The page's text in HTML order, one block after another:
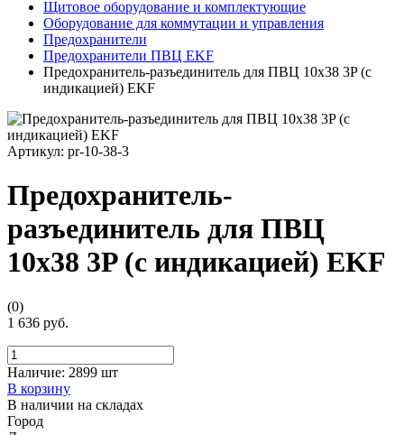
Щитовое оборудование и комплектующие
Оборудование для коммутации и управления
Предохранители
Предохранители ПВЦ EKF
Предохранитель-разъединитель для ПВЦ 10x38 3P (с
индикацией) EKF
Артикул: pr-10-38-3
Предохранитель-
разъединитель для ПВЦ
10x38 3P (с индикацией) EKF
(0)
1 636 руб.
Наличие: 2899 шт
В корзину
В наличии на складах
Город